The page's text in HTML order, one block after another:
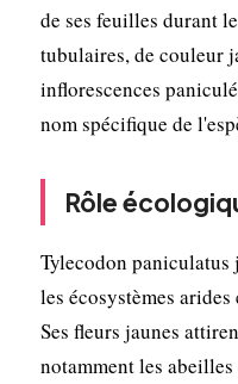
de ses feuilles durant
tubulaires, de couleur
inflorescences
nom spécifique de
Rôle
Tylecodon paniculatus
les écosystèmes
Ses fleurs jaunes
notamment les